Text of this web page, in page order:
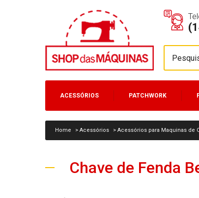
ACESSÓRIOS PATCHWORK
Home > Acessórios > Acessórios para Maquinas de
Chave de Fenda